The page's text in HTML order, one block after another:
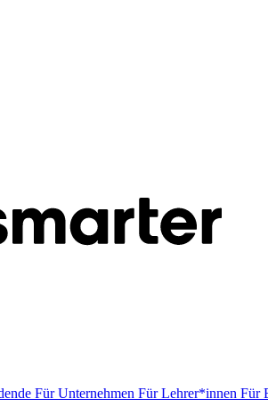
Für Unternehmen Für Lehrer*innen Für